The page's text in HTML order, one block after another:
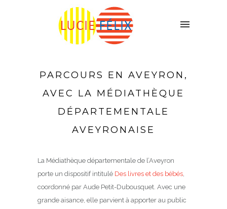
PARCOURS EN AVEYRON,
AVEC LA MÉDIATHÈQUE
DÉPARTEMENTALE
AVEYRONAISE
La Médiathèque départementale de l’Aveyron
porte un dispositif intitulé Des livres et des bébés,
coordonné par Aude Petit-Dubousquet. Avec une
grande aisance, elle parvient à apporter au public